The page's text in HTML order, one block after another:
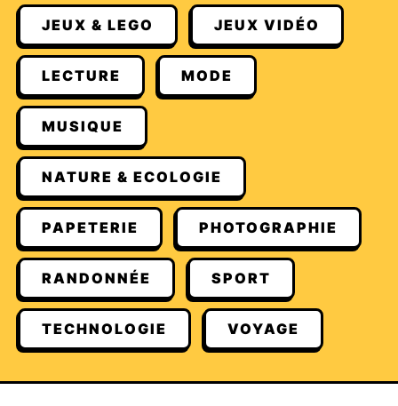
JEUX & LEGO JEUX VIDÉO
LECTURE MODE
MUSIQUE
NATURE & ECOLOGIE
PAPETERIE PHOTOGRAPHIE
RANDONNÉE SPORT
TECHNOLOGIE VOYAGE